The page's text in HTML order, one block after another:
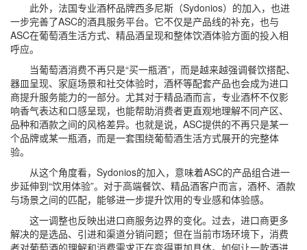
此外，法国专业酒杯品牌西多尼斯（Sydonios）的加入，也进
一步完善了ASC的酒具服务平台。它不仅是产品线的补充，也与
ASC在葡萄酒生活方式、精品酒呈现和整体饮酒体验方面的投入相
呼应。
当葡萄酒消费不再只是“买一瓶酒”，而是越来越强调餐饮搭配、
器皿呈现、家庭场景和社交体验时，酒杯等配套产品也会成为进口
商提升服务能力的一部分。尤其对于精品酒而言，专业酒杯不仅影
响香气表达和口感呈现，也能帮助消费者更直观地理解不同产区、
品种和酒款之间的风格差异。也就是说，ASC提供的不再只是某一
个品牌或某一瓶酒，而是一套围绕葡萄酒生活方式展开的完整体
验。
从这个角度看，Sydonios的加入，意味着ASC的产品组合进一
步延伸到“饮用体验”。对于高端餐饮、精品酒客户而言，酒杯、酒款
与场景之间的匹配，能够进一步提升饮用的专业感和体验感。
这一调整也反映出进口商服务边界的变化。过去，进口商更多
解决的是选品、引进和渠道分销问题；但在当前市场环境下，消费
者对葡萄酒的理解和消费需求正在变得更加具体。如何让一款酒进